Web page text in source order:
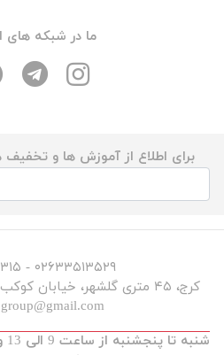
ما در شبکه های
برای اطلاع از آموزش ها و تخفیف
۰۲۶۳۳۵۱۳۵۲۹ - ۰۲۶۳۳۵۳۴۳۱۵
کرج، ۴۵ متری گلشهر، خیابان کوکب شرقی، عکس و فیلم مکث